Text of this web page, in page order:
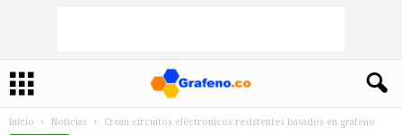
Inicio Noticias
Crean circuitos eléctronicos resistentes basados en grafeno